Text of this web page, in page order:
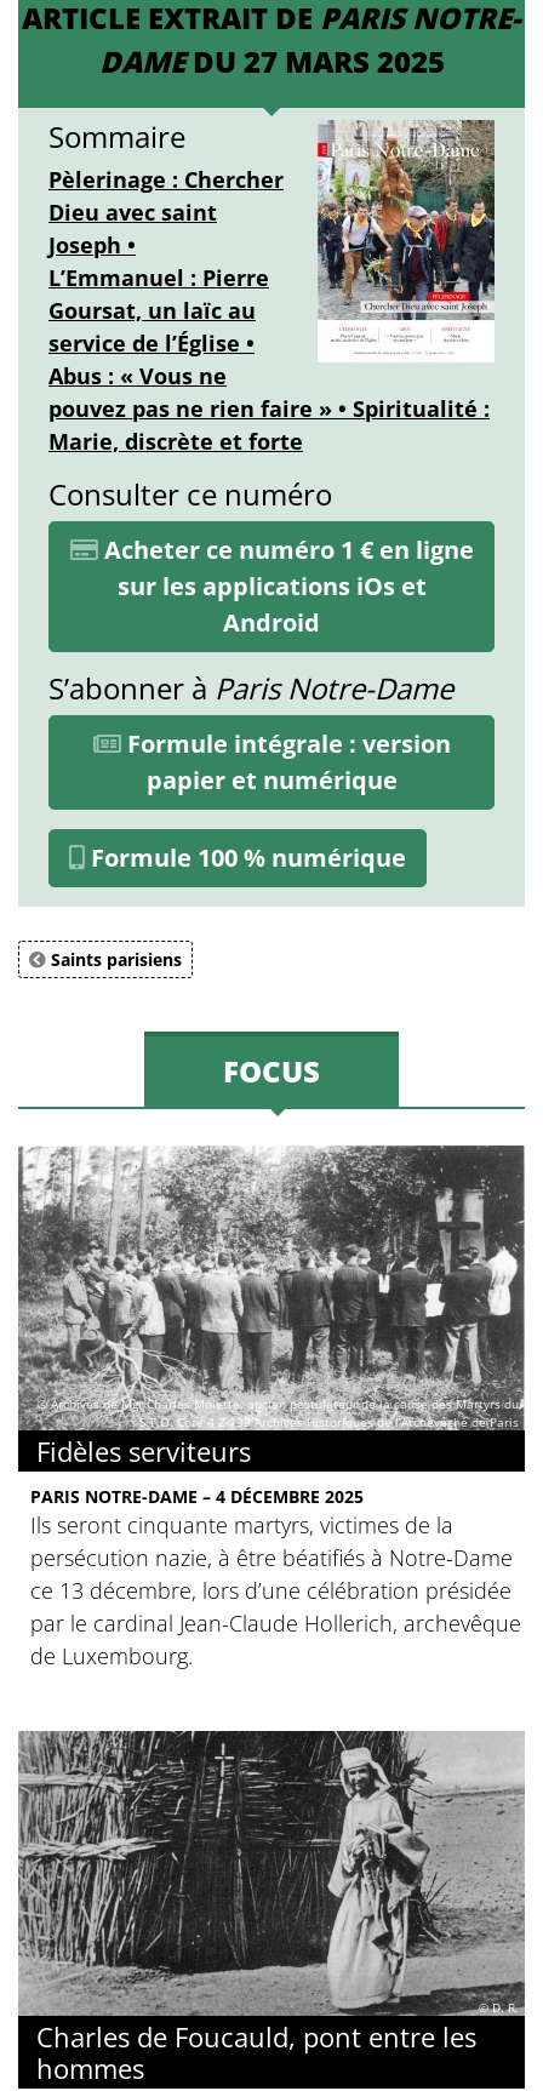
ARTICLE EXTRAIT DE PARIS NOTRE-
DAMEDU 27 MARS 2025
Sommaire
Pèlerinage : Chercher
Dieu avec saint
Joseph •
L’Emmanuel : Pierre
Goursat, un laïc au
service de l’Église •
Abus : « Vous ne
pouvez pas ne rien faire » • Spiritualité :
Marie, discrète et forte
Consulter ce numéro
Acheter ce numéro 1 € en ligne
sur les applications iOs et
Android
S’abonner à Paris Notre-Dame
Formule intégrale : version
papier et numérique
Formule 100 % numérique
Saints parisiens
FOCUS
© Archives de Mgr Charles Molette, ancien postulateur de la cause des Martyrs du
S.T.O. Cote 4 Z 139 Archives Historiques de l’Archevêché de Paris
Fidèles serviteurs
PARIS NOTRE-DAME – 4 DÉCEMBRE 2025
Ils seront cinquante martyrs, victimes de la
persécution nazie, à être béatifiés à Notre-Dame
ce 13 décembre, lors d’une célébration présidée
par le cardinal Jean-Claude Hollerich, archevêque
de Luxembourg.
© D. R.
Charles de Foucauld, pont entre les
hommes